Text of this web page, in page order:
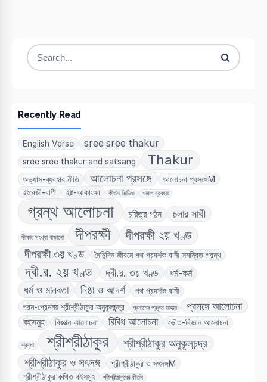
Search
Recently Read
English Verse sree sree thakur
sree sree thakur and satsang Thakur
অভ্যাস-ব্যবহার নীতি আলোচনা প্রসঙ্গে
আলোচনা প্রসঙ্গেM
ইংরেজী-বাণী
ইষ্ট-আকাংক্ষা কীর্তন ভিডিও খারাপ ব্যবহার
গ্রন্থ আলোচনা চরিত্র গঠন চলার সাথী
দীক্ষার সংখ্যা বাড়ানো দীপরক্ষী দীপরক্ষী ২য় খণ্ড
দীপরক্ষী ৩য় খণ্ড দৈনিন্দিন জীবনে পথ প্রদর্শক বানী সমন্বিত গ্রন্থ
দ্বী.র. ২য় খণ্ড দ্বী.র. ৩য় খণ্ড ধর্ম-কর্ম
ধর্ম ও মানবতা নিষ্ঠা ও আদর্শ
পথ প্রদর্শক বানী
পরম-প্রেমময় শ্রীশ্রীঠাকুর অনুকূলচন্দ্র
প্রনামের প্রকৃত মাহাত্ম প্রসঙ্গে আলোচনা
বইসমুহ বিজ্ঞান আলোচনা বিবিধ আলোচনা ভৌত-বিজ্ঞান আলোচনা
শ্রদ্ধা শ্রীশ্রীঠাকুর
শ্রীশ্রীঠাকুর অনুকূলচন্দ্র
শ্রীশ্রীঠাকুর ও সৎসঙ্গ
শ্রীশ্রীঠাকুর ও সৎসঙ্গM
শ্রীশ্রীঠাকুর কথিত বইসমুহ
শ্রীশ্রীঠাকুরের কীর্তন